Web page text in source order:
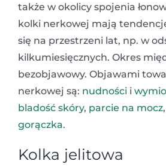
także w okolicy spojenia
kolki nerkowej mają
się na przestrzeni lat, np. w
kilkumiesięcznych. Okres
bezobjawowy. Objawami
nerkowej są: nudności i
bladość skóry, parcie na mocz,
gorączka.
Kolka jelitowa